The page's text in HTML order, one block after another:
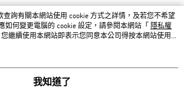
查詢有關本網站使用 cookie 方式之詳情，及若您不希望
如何變更電腦的 cookie 設定，請參閱本網站「
隱私權
您繼續使用本網站即表示您同意本公司得按本網站使用條
。
我知道了